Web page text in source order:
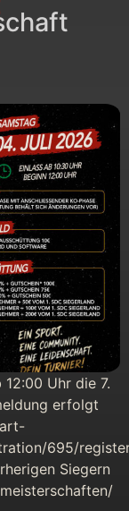
Uhr die 7.
erfolgt
695/
Siegern